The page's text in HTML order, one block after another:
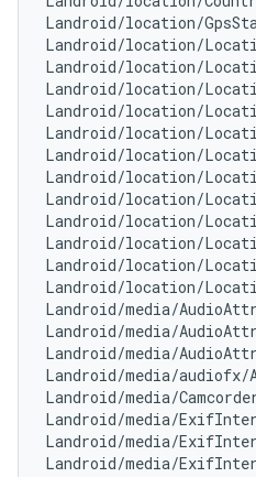
Landroid/location/
Landroid/location/
Landroid/location/
Landroid/location/
Landroid/location/
Landroid/location/
Landroid/location/
Landroid/location/
Landroid/location/
Landroid/location/
Landroid/location/
Landroid/location/
Landroid/location/
Landroid/media/
Landroid/media/
Landroid/media/
Landroid/media/
Landroid/media/
Landroid/media/
Landroid/media/
Landroid/media/